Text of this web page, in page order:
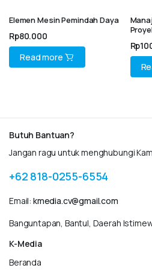
Elemen Mesin Pemindah Daya
Rp80.000
Read more
Rp
Butuh Bantuan?
Jangan ragu untuk menghubungi
+62 818-0255-6554
Email: kmedia.cv@gmail.com
Banguntapan, Bantul, Daerah
K-Media
Beranda